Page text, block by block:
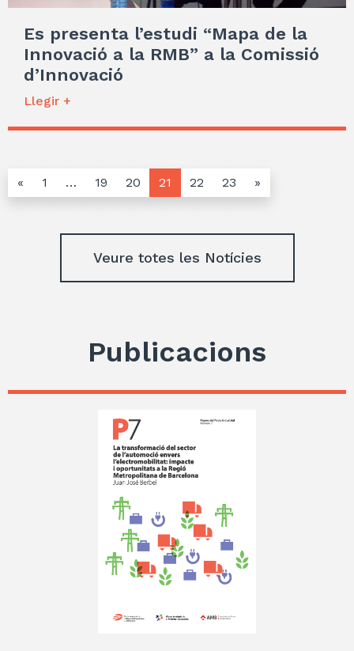
Es presenta l’estudi “Mapa de la
Innovació a la RMB” a la Comissió
d’Innovació
Llegir +
« 1 … 19 20 21 22 23 »
Veure totes les Notícies
Publicacions